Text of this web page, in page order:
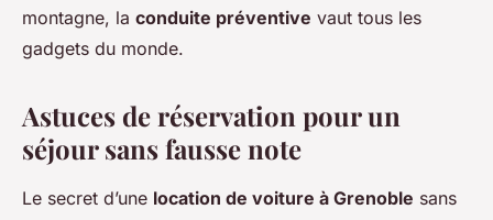
montagne, la conduite préventive vaut tous les
gadgets du monde.
Astuces de réservation pour un
séjour sans fausse note
Le secret d’une location de voiture à Grenoble sans